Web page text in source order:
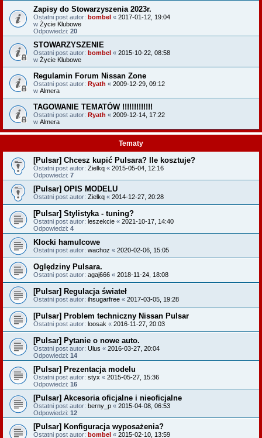
Zapisy do Stowarzyszenia 2023r.
Ostatni post autor: bombel « 2017-01-12, 19:04
w Życie Klubowe
Odpowiedzi: 20
STOWARZYSZENIE
Ostatni post autor: bombel « 2015-10-22, 08:58
w Życie Klubowe
Regulamin Forum Nissan Zone
Ostatni post autor: Ryath « 2009-12-29, 09:12
w Almera
TAGOWANIE TEMATÓW !!!!!!!!!!!!!
Ostatni post autor: Ryath « 2009-12-14, 17:22
w Almera
Tematy
[Pulsar] Chcesz kupić Pulsara? Ile kosztuje?
Ostatni post autor: Zielkq « 2015-05-04, 12:16
Odpowiedzi: 7
[Pulsar] OPIS MODELU
Ostatni post autor: Zielkq « 2014-12-27, 20:28
[Pulsar] Stylistyka - tuning?
Ostatni post autor: leszekcie « 2021-10-17, 14:40
Odpowiedzi: 4
Klocki hamulcowe
Ostatni post autor: wachoz « 2020-02-06, 15:05
Oględziny Pulsara.
Ostatni post autor: agaj666 « 2018-11-24, 18:08
[Pulsar] Regulacja świateł
Ostatni post autor: ihsugarfree « 2017-03-05, 19:28
[Pulsar] Problem techniczny Nissan Pulsar
Ostatni post autor: loosak « 2016-11-27, 20:03
[Pulsar] Pytanie o nowe auto.
Ostatni post autor: Ulus « 2016-03-27, 20:04
Odpowiedzi: 14
[Pulsar] Prezentacja modelu
Ostatni post autor: styx « 2015-05-27, 15:36
Odpowiedzi: 16
[Pulsar] Akcesoria oficjalne i nieoficjalne
Ostatni post autor: berny_p « 2015-04-08, 06:53
Odpowiedzi: 12
[Pulsar] Konfiguracja wyposażenia?
Ostatni post autor: bombel « 2015-02-10, 13:59